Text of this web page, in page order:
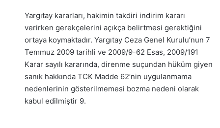
Yargıtay kararları, hakimin takdiri indirim kararı
verirken gerekçelerini açıkça belirtmesi gerektiğini
ortaya koymaktadır. Yargıtay Ceza Genel Kurulu’nun 7
Temmuz 2009 tarihli ve 2009/9-62 Esas, 2009/191
Karar sayılı kararında, direnme suçundan hüküm giyen
sanık hakkında TCK Madde 62’nin uygulanmama
nedenlerinin gösterilmemesi bozma nedeni olarak
kabul edilmiştir 9.